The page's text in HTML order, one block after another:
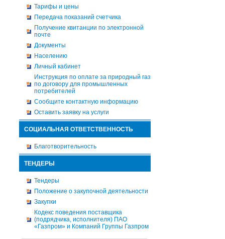
Тарифы и цены
Передача показаний счетчика
Получение квитанции по электронной
почте
Документы
Населению
Личный кабинет
Инструкция по оплате за природный газ
по договору для промышленных
потребителей
Сообщите контактную информацию
Оставить заявку на услуги
СОЦИАЛЬНАЯ ОТВЕТСТВЕННОСТЬ
Благотворительность
ТЕНДЕРЫ
Тендеры
Положение о закупочной деятельности
Закупки
Кодекс поведения поставщика
(подрядчика, исполнителя) ПАО
«Газпром» и Компаний Группы Газпром